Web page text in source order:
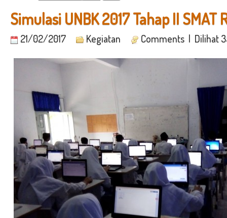
Simulasi UNBK 2017 Tahap II SMAT
21/02/2017 Kegiatan Comments | Dilihat